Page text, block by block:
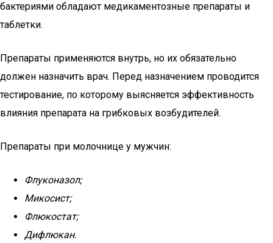
бактериями обладают медикаментозные препараты и
таблетки.
Препараты применяются внутрь, но их обязательно
должен назначить врач. Перед назначением проводится
тестирование, по которому выясняется эффективность
влияния препарата на грибковых возбудителей.
Препараты при молочнице у мужчин:
Флуконазол;
Микосист;
Флюкостат;
Дифлюкан.